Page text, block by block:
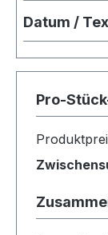
Datum /
Pro-